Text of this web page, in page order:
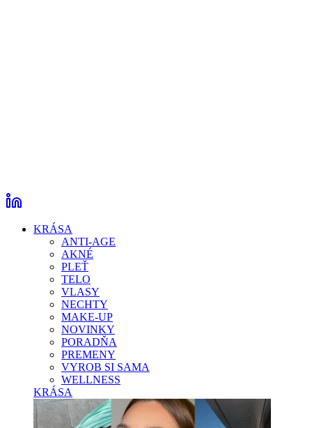
KRÁSA
ANTI-AGE
AKNÉ
PLEŤ
TELO
VLASY
NECHTY
MAKE-UP
NOVINKY
PORADŇA
PREMENY
VYROB SI SAMA
WELLNESS
KRÁSA